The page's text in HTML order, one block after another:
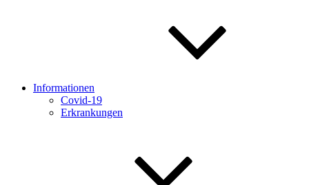
Informationen
Covid-19
Erkrankungen